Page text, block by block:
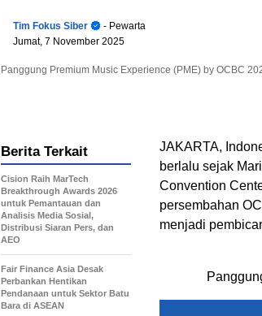
Tim Fokus Siber
- Pewarta
Jumat, 7 November 2025
Panggung Premium Music Experience (PME) by OCBC
JAKARTA,
berlalu sejak
Convention
persembahan
menjadi
Berita Terkait
Cision Raih MarTech
Breakthrough Awards 2026
untuk Pemantauan dan
Analisis Media Sosial,
Distribusi Siaran Pers, dan
AEO
Fair Finance Asia Desak
Perbankan Hentikan
Pendanaan untuk Sektor Batu
Bara di ASEAN